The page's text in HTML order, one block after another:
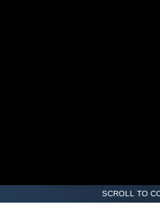
SCROLL TO